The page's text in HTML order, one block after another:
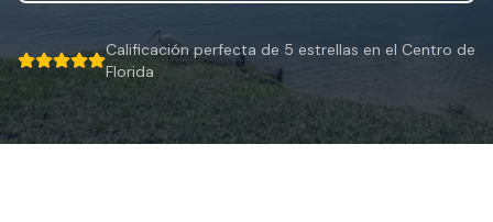
Mitigación de Viento
Certificación de Techo
SERVICIOS ESPECIALIZADOS
Mantenimiento Anual
5 out of 5 stars.
Calificación perfecta de 5 estrellas en el Centro de
Florida